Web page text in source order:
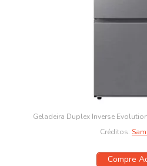
Geladeira Duplex Inverse
Créditos:
Compre